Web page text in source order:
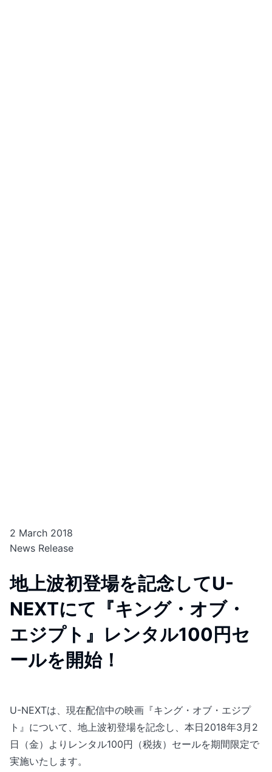
2 March 2018
News Release
地上波初登場を記念してU-
NEXTにて『キング・オブ・
エジプト』レンタル100円セ
ールを開始！
U-NEXTは、現在配信中の映画『キング・オブ・エジプ
ト』について、地上波初登場を記念し、本日2018年3月2
日（金）よりレンタル100円（税抜）セールを期間限定で
実施いたします。